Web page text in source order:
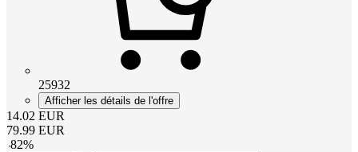
25932
Afficher les détails de l'offre
14.02 EUR
79.99 EUR
-82%